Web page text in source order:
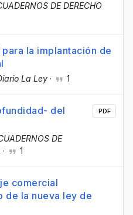
DE DERECHO
la implantación de
La Ley · 1
del
DE
· 1
PDF
comercial
de la nueva ley de